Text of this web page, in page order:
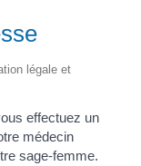
légale et
effectuez un
médecin
sage-femme.